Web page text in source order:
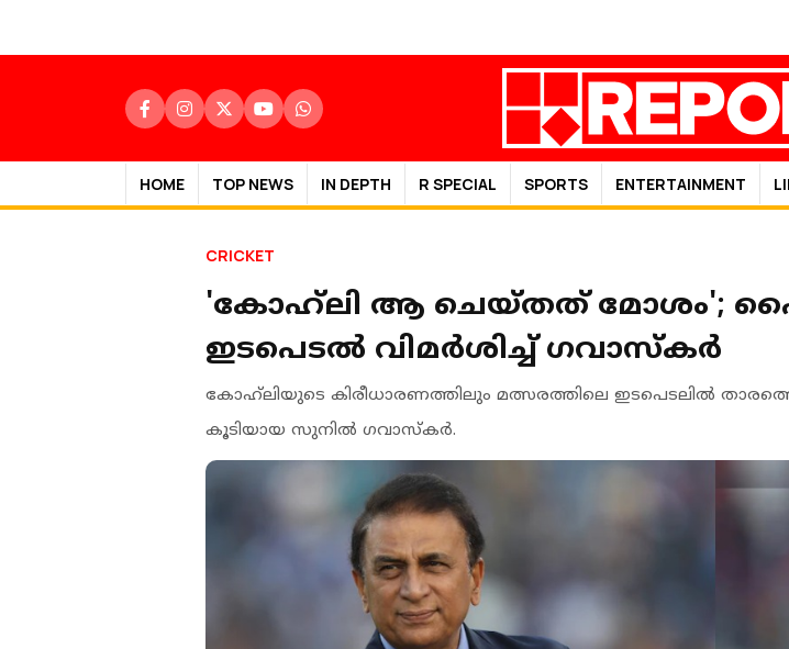
HOME TOP NEWS IN DEPTH R SPECIAL SPORTS ENTERTAINMENT
CRICKET
'കോഹ്‌ലി ആ ചെയ്തത് മോശം';
ഇടപെടൽ വിമർശിച്ച് ഗവാസ്‌കർ
കോഹ്‌ലിയുടെ കിരീധാരണത്തിലും മത്സരത്തിലെ ഇടപെടലില്‍
കൂടിയായ സുനില്‍ ഗവാസ്കര്‍.